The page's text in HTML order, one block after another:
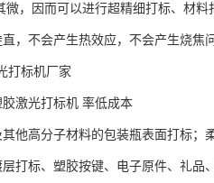
，因而可以进行超精细打标、材
，不会产生热效应，不会产生烧焦
打标机厂家
激光打标机 率低成本
他高分子材料的包装瓶表面打标；
打标、塑胶按键、电子原件、礼品